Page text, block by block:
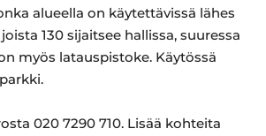
alueella on käytettävissä lähes
130 sijaitsee hallissa, suuressa
myös latauspistoke. Käytössä
020 7290 710. Lisää kohteita